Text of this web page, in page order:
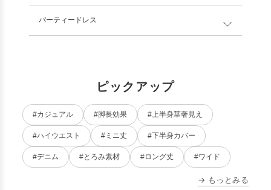
パーティードレス
ピックアップ
#カジュアル #脚長効果 #上半身華奢見え
#ハイウエスト #ミニ丈 #下半身カバー
#デニム #とろみ素材 #ロング丈 #ワイド
→ もっとみる